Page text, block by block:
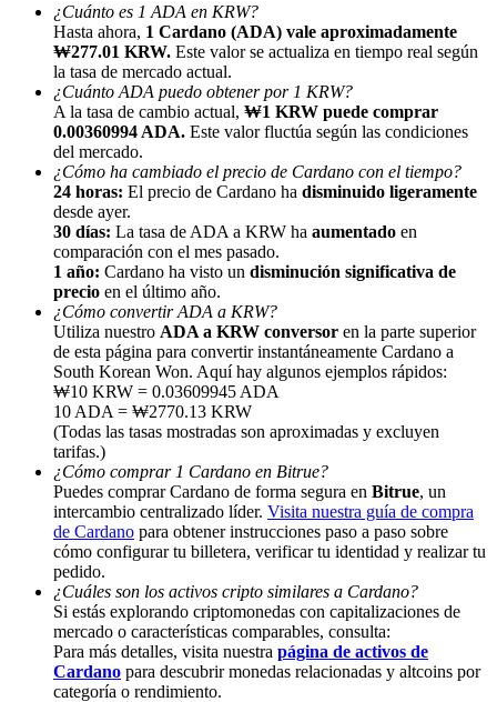
Referencia
Invita a un amigo para recibir recompensas en efectivo
BTC Welcome Rewards
BTC Welcome Rewards
Deposit & Trade BTC to Share 25000 USDT prize pool!
Deposit CASHCAT & Win
Share 500000 CASHCAT prize pool
Exclusive for BitMart Users
¿Cuánto es 1 ADA en KRW?
Hasta ahora, 1 Cardano (ADA) vale aproximadamente
₩277.01 KRW. Este valor se actualiza en tiempo real según
la tasa de mercado actual.
¿Cuánto ADA puedo obtener por 1 KRW?
A la tasa de cambio actual, ₩1 KRW puede comprar
0.00360994 ADA. Este valor fluctúa según las condiciones
del mercado.
¿Cómo ha cambiado el precio de Cardano con el tiempo?
24 horas: El precio de Cardano ha disminuido ligeramente
desde ayer.
30 días: La tasa de ADA a KRW ha aumentado en
comparación con el mes pasado.
1 año: Cardano ha visto un disminución significativa de
precio en el último año.
¿Cómo convertir ADA a KRW?
Utiliza nuestro ADA a KRW conversor en la parte superior
de esta página para convertir instantáneamente Cardano a
South Korean Won. Aquí hay algunos ejemplos rápidos:
₩10 KRW = 0.03609945 ADA
10 ADA = ₩2770.13 KRW
(Todas las tasas mostradas son aproximadas y excluyen
tarifas.)
¿Cómo comprar 1 Cardano en Bitrue?
Puedes comprar Cardano de forma segura en Bitrue, un
intercambio centralizado líder. Visita nuestra guía de compra
de Cardano para obtener instrucciones paso a paso sobre
cómo configurar tu billetera, verificar tu identidad y realizar tu
pedido.
¿Cuáles son los activos cripto similares a Cardano?
Si estás explorando criptomonedas con capitalizaciones de
mercado o características comparables, consulta:
Para más detalles, visita nuestra página de activos de
Cardano para descubrir monedas relacionadas y altcoins por
categoría o rendimiento.